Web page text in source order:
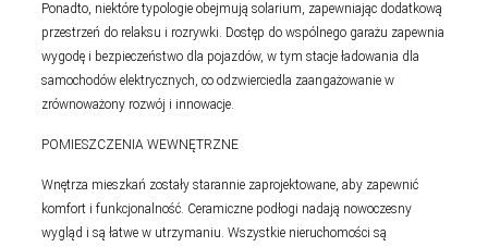
Ponadto, niektóre typologie obejmują solarium, zapewniając dodatkową
przestrzeń do relaksu i rozrywki. Dostęp do wspólnego garażu zapewnia
wygodę i bezpieczeństwo dla pojazdów, w tym stacje ładowania dla
samochodów elektrycznych, co odzwierciedla zaangażowanie w
zrównoważony rozwój i innowacje.
POMIESZCZENIA WEWNĘTRZNE
Wnętrza mieszkań zostały starannie zaprojektowane, aby zapewnić
komfort i funkcjonalność. Ceramiczne podłogi nadają nowoczesny
wygląd i są łatwe w utrzymaniu. Wszystkie nieruchomości są